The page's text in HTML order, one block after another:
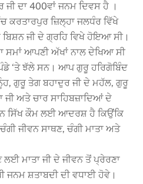
ਜੀ ਦਾ 400ਵਾਂ ਜਨਮ ਦਿਵਸ ਹੈ ।
ਕਰਤਾਰਪੁਰ ਜ਼ਿਲ੍ਹਾ ਜਲਧੰਰ ਵਿੱਖੇ
ਬਿਸ਼ਨ ਜੀ ਦੇ ਗ੍ਰਹਿ ਵਿਖੇ ਹੋਇਆ ਸੀ।
ਸਮਾਂ ਆਪਣੀ ਅੱਖਾਂ ਨਾਲ ਦੇਖਿਆ ਸੀ
‘ਤੇ ਝੱਲੇ ਸਨ। ਆਪ ਗੁਰੂ ਹਰਿਗੋਬਿੰਦ
ਨੂੰਹ, ਗੁਰੂ ਤੇਗ ਬਹਾਦੁਰ ਜੀ ਦੇ ਮਹੱਲ, ਗੁਰੂ
ਜੀ ਅਤੇ ਚਾਰ ਸਾਹਿਬਜ਼ਾਦਿਆਂ ਦੇ
ਸਿੱਖ ਕੌਮ ਲਈ ਆਦਰਸ਼ ਹੈ ਕਿਉਂਕਿ
ਜੀਵਨ ਸਾਥਣ, ਚੰਗੀ ਮਾਤਾ ਅਤੇ
ਮਾਤਾ ਜੀ ਦੇ ਜੀਵਨ ਤੋਂ ਪ੍ਰੇਰਣਾ
ਜਨਮ ਸ਼ਤਾਬਦੀ ਦੀ ਵਧਾਈ ਹੋਵੇ।